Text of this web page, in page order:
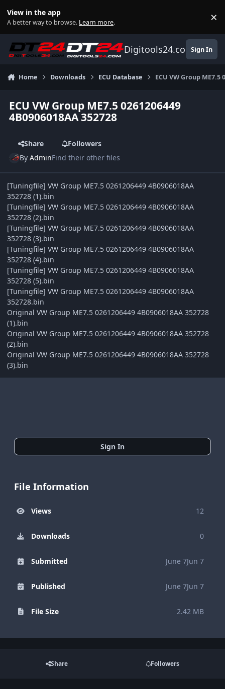
View in the app
A better way to browse. Learn more. ×
Digitools24.comSign In
Home Downloads ECU Database ECU VW Group ME7.5
ECU VW Group ME7.5 0261206449
4B0906018AA 352728
Share
Followers
ByAdminFind their other files
[Tuningfile] VW Group ME7.5 0261206449 4B0906018AA
352728 (1).bin
[Tuningfile] VW Group ME7.5 0261206449 4B0906018AA
352728 (2).bin
[Tuningfile] VW Group ME7.5 0261206449 4B0906018AA
352728 (3).bin
[Tuningfile] VW Group ME7.5 0261206449 4B0906018AA
352728 (4).bin
[Tuningfile] VW Group ME7.5 0261206449 4B0906018AA
352728 (5).bin
[Tuningfile] VW Group ME7.5 0261206449 4B0906018AA
352728.bin
Original VW Group ME7.5 0261206449 4B0906018AA 352728
(1).bin
Original VW Group ME7.5 0261206449 4B0906018AA 352728
(2).bin
Original VW Group ME7.5 0261206449 4B0906018AA 352728
(3).bin
Sign In
File Information
Views 12
Downloads 0
Submitted June 7Jun 7
Published June 7Jun 7
File Size 2.42 MB
Share Followers